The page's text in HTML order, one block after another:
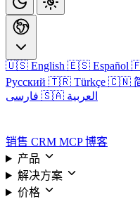
🇺🇸 English 🇪🇸 Español
Русский 🇹🇷 Türkçe 🇨🇳
🇸🇦 العربية
销售 CRM MCP博客
产品
解决方案
价格